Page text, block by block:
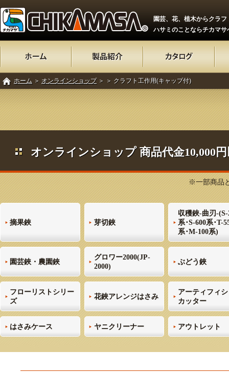
園芸、花、植木からクラフ
ハサミのことならチカマサ
ホーム ＞ オンラインショップ＞ ＞ クラフト工作用(キャップ付)
オンラインショップ 商品代金10,000
※一部商品
摘果鋏 芽切鋏
収穫鋏-曲刃-(S-
系･S-600系･T-
系･M-100系)
園芸鋏・農園鋏
グロワー2000(JP-
2000)
ぶどう鋏
フローリストシリー
ズ
花鋏アレンジはさみ
アーティフィ
カッター
はさみケース ヤニクリーナー アウトレット